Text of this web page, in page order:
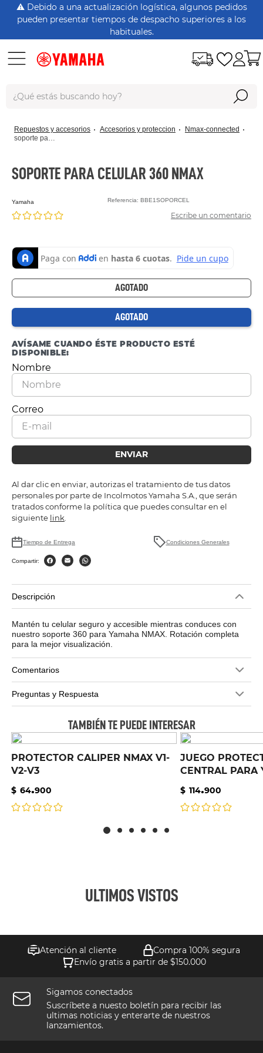
⚠️ Debido a una actualización logística, algunos pedidos
pueden presentar tiempos de despacho superiores a los
habituales.
repuestos y accesorios accesorios y proteccion
nmax-connected
soporte para celular 360 nmax
SOPORTE PARA CELULAR 360 NMAX
yamaha Referencia:BBE1SOPORCEL
Escribe un comentario
AGOTADO
AGOTADO
AVÍSAME CUANDO ÉSTE PRODUCTO ESTÉ
DISPONIBLE:
ENVIAR
Al dar clic en enviar, autorizas el tratamiento de tus datos
personales por parte de Incolmotos Yamaha S.A., que serán
tratados conforme la política que puedes consultar en el
siguiente link
Tiempo de Entrega Condiciones Generales
Compartir:
Descripción
Mantén tu celular seguro y accesible mientras conduces con
nuestro soporte 360 para Yamaha NMAX. Rotación completa
para la mejor visualización.
Comentarios
Preguntas y Respuesta
TAMBIÉN TE PUEDE INTERESAR
PROTECTOR CALIPER NMAX V1-
V2-V3
$ 64.900
JUEGO
CENTRAL PARA
V2-V3
$ 114.900
ULTIMOS VISTOS
Atención al cliente
Compra 100% segura
Envío gratis a partir de $150.000
Sigamos conectados
Suscríbete a nuesto boletín para recibir las
ultimas noticias y enterarte de nuestros
lanzamientos.